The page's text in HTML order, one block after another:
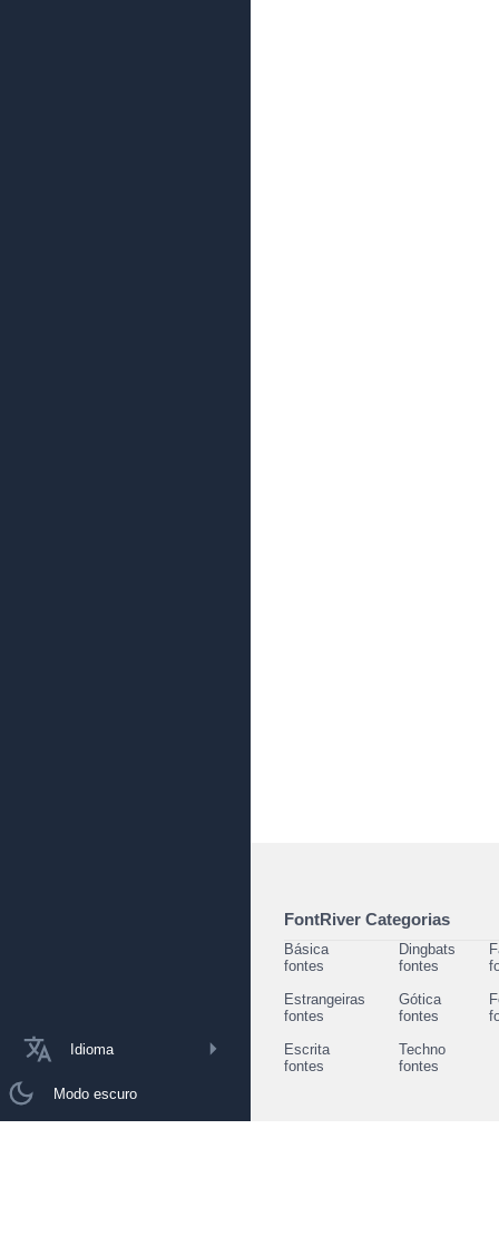
Idioma
Modo escuro
FontRiver Categorias
Básica
fontes
Dingbats
fontes
Estrangeiras
fontes
Gótica
fontes
Escrita
fontes
Techno
fontes